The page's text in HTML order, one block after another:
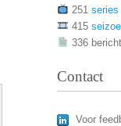
251 series
415
336
Contact
Voor